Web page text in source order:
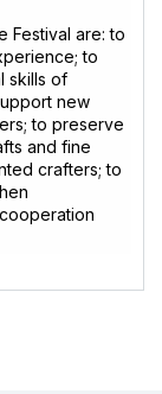
Festival are: to
to
skills of
new
to preserve
and fine
crafters; to